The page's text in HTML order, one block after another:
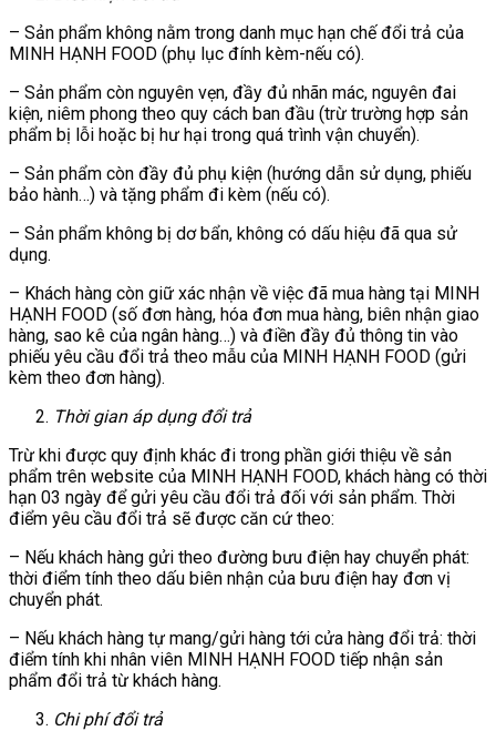
– Sản phẩm không nằm trong danh mục hạn chế đổi trả của
MINH HẠNH FOOD (phụ lục đính kèm-nếu có).
– Sản phẩm còn nguyên vẹn, đầy đủ nhãn mác, nguyên đai
kiện, niêm phong theo quy cách ban đầu (trừ trường hợp sản
phẩm bị lỗi hoặc bị hư hại trong quá trình vận chuyển).
– Sản phẩm còn đầy đủ phụ kiện (hướng dẫn sử dụng, phiếu
bảo hành…) và tặng phẩm đi kèm (nếu có).
– Sản phẩm không bị dơ bẩn, không có dấu hiệu đã qua sử
dụng.
– Khách hàng còn giữ xác nhận về việc đã mua hàng tại MINH
HẠNH FOOD (số đơn hàng, hóa đơn mua hàng, biên nhận giao
hàng, sao kê của ngân hàng…) và điền đầy đủ thông tin vào
phiếu yêu cầu đổi trả theo mẫu của MINH HẠNH FOOD (gửi
kèm theo đơn hàng).
Thời gian áp dụng đổi trả
Trừ khi được quy định khác đi trong phần giới thiệu về sản
phẩm trên website của MINH HẠNH FOOD, khách hàng có thời
hạn 03 ngày để gửi yêu cầu đổi trả đối với sản phẩm. Thời
điểm yêu cầu đổi trả sẽ được căn cứ theo:
– Nếu khách hàng gửi theo đường bưu điện hay chuyển phát:
thời điểm tính theo dấu biên nhận của bưu điện hay đơn vị
chuyển phát.
– Nếu khách hàng tự mang/gửi hàng tới cửa hàng đổi trả: thời
điểm tính khi nhân viên MINH HẠNH FOOD tiếp nhận sản
phẩm đổi trả từ khách hàng.
Chi phí đổi trả